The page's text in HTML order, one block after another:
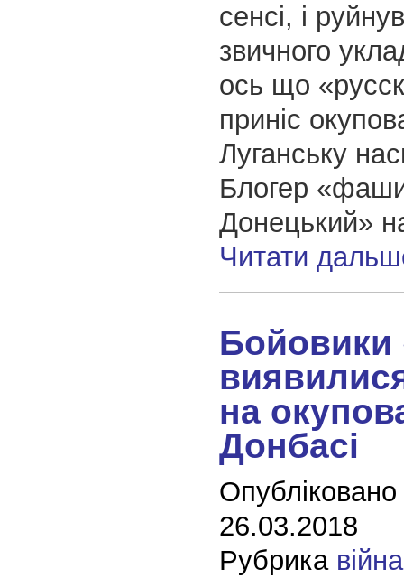
сенсі, і
звичного
ось що
приніс
Луганську
Блогер
Донецький»
Читати
на
Донбасі
26.03.2018
Рубрика війна